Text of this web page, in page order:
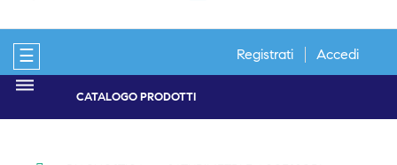
navigazione
Toggle
☰ Registrati Accedi
CATALOGO PRODOTTI